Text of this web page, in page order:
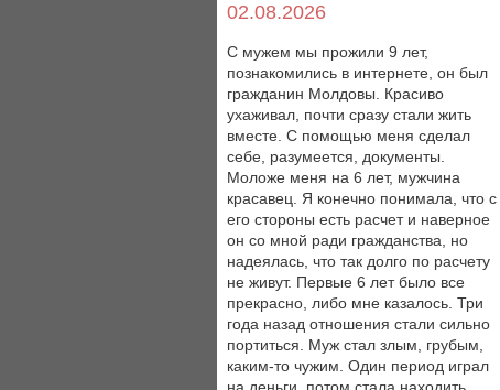
02.08.2026
С мужем мы прожили 9 лет,
познакомились в интернете, он был
гражданин Молдовы. Красиво
ухаживал, почти сразу стали жить
вместе. С помощью меня сделал
себе, разумеется, документы.
Моложе меня на 6 лет, мужчина
красавец. Я конечно понимала, что с
его стороны есть расчет и наверное
он со мной ради гражданства, но
надеялась, что так долго по расчету
не живут. Первые 6 лет было все
прекрасно, либо мне казалось. Три
года назад отношения стали сильно
портиться. Муж стал злым, грубым,
каким-то чужим. Один период играл